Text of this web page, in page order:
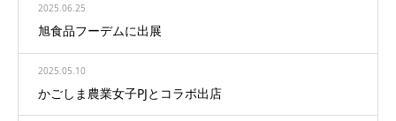
2025.06.25
旭食品フーデムに出展
2025.05.10
かごしま農業女子PJとコラボ出店